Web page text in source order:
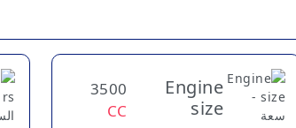
Engine
size
3500
CC